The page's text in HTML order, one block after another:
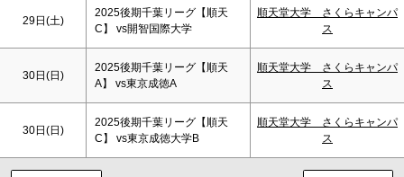
29日(土)
2025後期千葉リーグ【順天
C】 vs開智国際大学
順天堂大学 さくらキャンパ
ス
30日(日)
2025後期千葉リーグ【順天
A】 vs東京成徳A
順天堂大学 さくらキャンパ
ス
30日(日)
2025後期千葉リーグ【順天
C】 vs東京成徳大学B
順天堂大学 さくらキャンパ
ス